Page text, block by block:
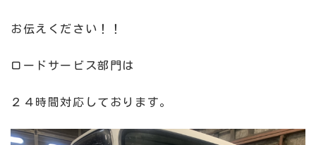
お伝えください！！
ロードサービス部門は
２４時間対応しております。